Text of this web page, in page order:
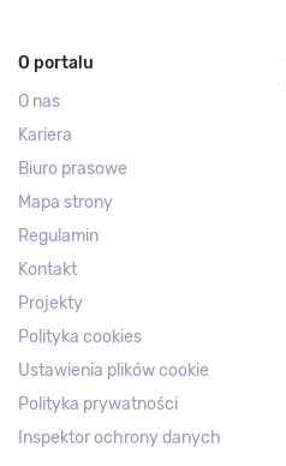
O portalu
O nas
Kariera
Biuro prasowe
Mapa strony
Regulamin
Kontakt
Projekty
Polityka cookies
Ustawienia plików cookie
Polityka prywatności
Inspektor ochrony danych